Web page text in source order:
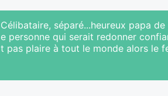
Célibataire, séparé...heureux papa
e personne qui serait redonner
t pas plaire à tout le monde alors le